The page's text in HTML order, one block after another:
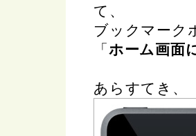
て、
ブックマーク
「 ホーム画面
あらすてき、